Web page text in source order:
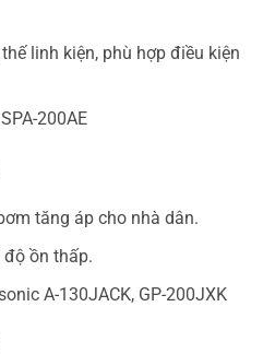
linh kiện, phù hợp điều kiện
200AE
tăng áp cho nhà dân.
độ ồn thấp.
A-130JACK, GP-200JXK